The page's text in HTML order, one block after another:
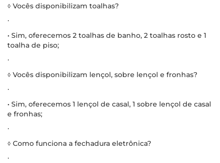
◊ Vocês disponibilizam toalhas?
∙
• Sim, oferecemos 2 toalhas de banho, 2 toalhas rosto e 1
toalha de piso;
∙
◊ Vocês disponibilizam lençol, sobre lençol e fronhas?
∙
• Sim, oferecemos 1 lençol de casal, 1 sobre lençol de casal
e fronhas;
∙
◊ Como funciona a fechadura eletrônica?
∙